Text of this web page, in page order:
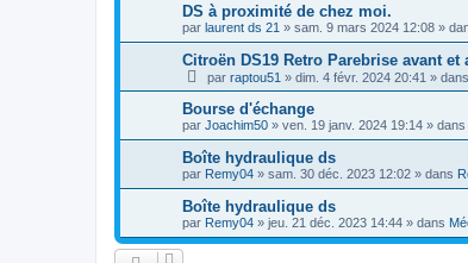
DS à proximité de chez moi.
par laurent ds 21 » sam. 9 mars 2024 12:08 »
Citroën DS19 Retro Parebrise avant et
par raptou51 » dim. 4 févr. 2024 20:41 » dans
Bourse d'échange
par Joachim50 » ven. 19 janv. 2024 19:14 » dans
Boîte hydraulique ds
par Remy04 » sam. 30 déc. 2023 12:02 » dans
Boîte hydraulique ds
par Remy04 » jeu. 21 déc. 2023 14:44 » dans